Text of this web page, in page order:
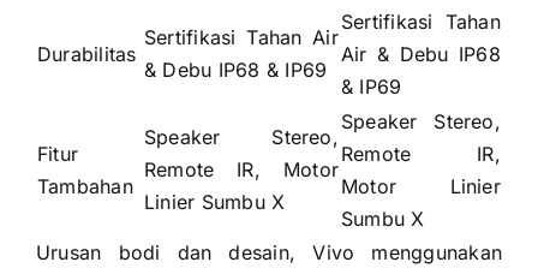
Durabilitas
Sertifikasi Tahan Air
& Debu IP68 & IP69
Sertifikasi Tahan
Air & Debu IP68
& IP69
Fitur
Tambahan
Speaker Stereo,
Remote IR, Motor
Linier Sumbu X
Speaker Stereo,
Remote IR,
Motor Linier
Sumbu X
Urusan bodi dan desain, Vivo menggunakan